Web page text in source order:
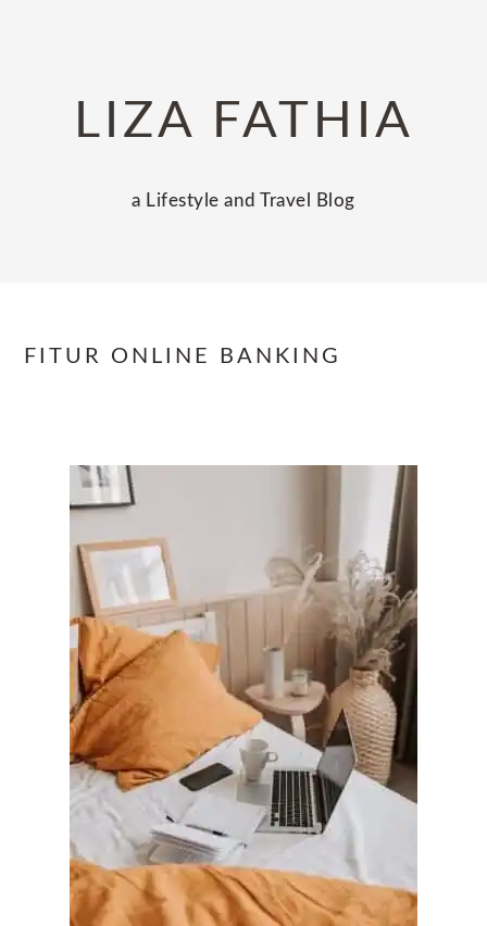
navigationLIZA FATHIA
a Lifestyle and Travel Blog
FITUR ONLINE BANKING